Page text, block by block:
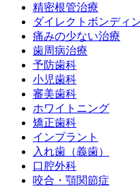
精密根管治療
ダイレクトボンディ
痛みの少ない治療
歯周病治療
予防歯科
小児歯科
審美歯科
ホワイトニング
矯正歯科
インプラント
入れ歯（義歯）
口腔外科
咬合・顎関節症